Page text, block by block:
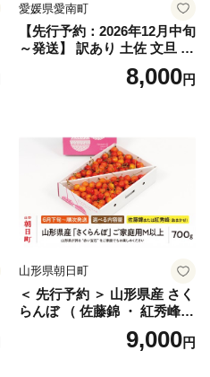
愛媛県愛南町
【先行予約：2026年12月中旬
～発送】 訳あり 土佐 文旦 8k
g (Mサイズ以上サイズミック
ス) 8000円 わけあり ぶんた
産 農家直送 期間限定 特産品
サイズミックス くらもとフ
ァーム 愛南町 愛媛県
8,000円
山形県朝日町
＜ 先行予約 ＞ 山形県産 さく
らんぼ （ 佐藤錦 ・ 紅秀峰
） ご家庭用 M以上 700g 【20
26年6月下旬から7月上旬発
9,000円